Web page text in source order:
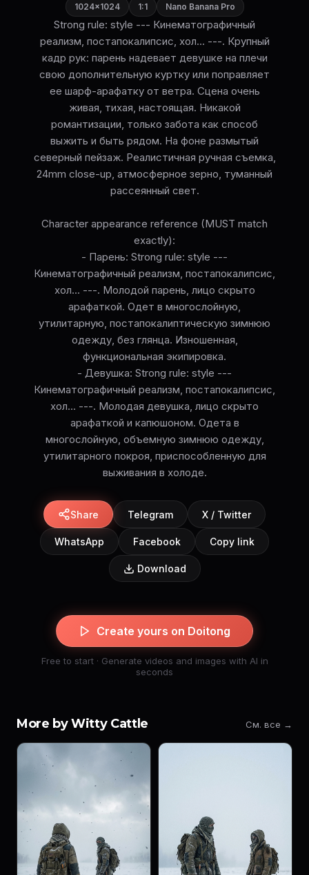
1024×1024 1:1 Nano Banana Pro
Strong rule: style --- Кинематографичный
реализм, постапокалипсис, хол... ---. Крупный
кадр рук: парень надевает девушке на плечи
свою дополнительную куртку или поправляет
ее шарф-арафатку от ветра. Сцена очень
живая, тихая, настоящая. Никакой
романтизации, только забота как способ
выжить и быть рядом. На фоне размытый
северный пейзаж. Реалистичная ручная съемка,
24mm close-up, атмосферное зерно, туманный
рассеянный свет.
Character appearance reference (MUST match
exactly):
- Парень: Strong rule: style ---
Кинематографичный реализм, постапокалипсис,
хол... ---. Молодой парень, лицо скрыто
арафаткой. Одет в многослойную,
утилитарную, постапокалиптическую зимнюю
одежду, без глянца. Изношенная,
функциональная экипировка.
- Девушка: Strong rule: style ---
Кинематографичный реализм, постапокалипсис,
хол... ---. Молодая девушка, лицо скрыто
арафаткой и капюшоном. Одета в
многослойную, объемную зимнюю одежду,
утилитарного покроя, приспособленную для
выживания в холоде.
Share Telegram X / Twitter
WhatsApp Facebook Copy link
Download
Create yours on Doitong
Free to start · Generate videos and images with AI in
seconds
More by Witty Cattle См. все →